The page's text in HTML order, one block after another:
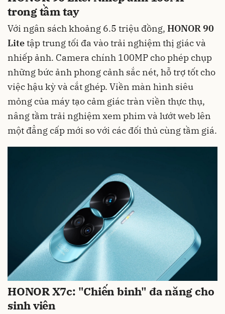
trong tầm tay
Với ngân sách khoảng 6.5 triệu đồng, HONOR 90
Litetập trung tối đa vào trải nghiệm thị giác và
nhiếp ảnh. Camera chính 100MP cho phép chụp
những bức ảnh phong cảnh sắc nét, hỗ trợ tốt cho
việc hậu kỳ và cắt ghép. Viền màn hình siêu
mỏng của máy tạo cảm giác tràn viền thực thụ,
nâng tầm trải nghiệm xem phim và lướt web lên
một đẳng cấp mới so với các đối thủ cùng tầm giá.
HONOR X7c: "Chiến binh" đa năng cho
sinh viên